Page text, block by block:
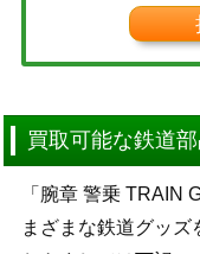
買取可能な鉄道
「腕章 警乗
まざまな鉄道グッ